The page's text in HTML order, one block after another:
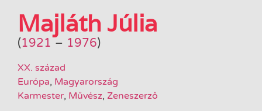
Majláth Júlia
(1921 – 1976)
XX. század
Európa, Magyarország
Karmester, Művész, Zeneszerző